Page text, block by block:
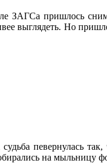
ЗАГСа пришлось
выглядеть. Но
певернулась
на мыльницу